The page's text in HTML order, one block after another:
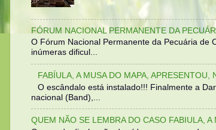
FÓRUM NACIONAL PERMANENTE DA
O Fórum Nacional Permanente da Pecuária de
inúmeras dificul...
FABÍULA, A MUSA DO MAPA,
O escândalo está instalado!!! Finalmente a
nacional (Band),...
QUEM NÃO SE LEMBRA DO CASO FABIULA,